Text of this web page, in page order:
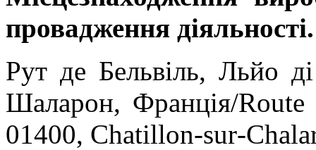
провадження діяльності.
Рут де Бельвіль, Льйо
Шаларон, Франція/Route
01400, Chatillon-sur-